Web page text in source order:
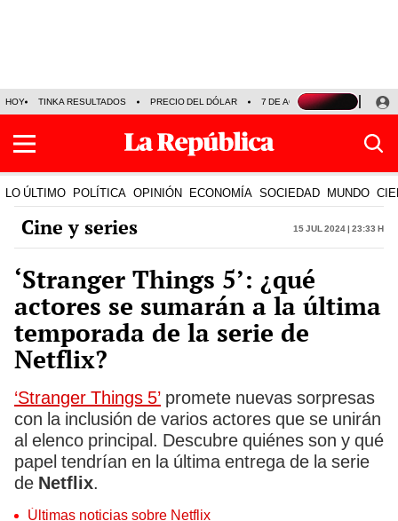
HOY TINKA RESULTADOS PRECIO DEL DÓLAR 7 DE AGOSTO OLLANTA
LO ÚLTIMO POLÍTICA OPINIÓN ECONOMÍA SOCIEDAD MUNDO
Cine y series 15 Jul 2024 | 23:33 h
‘Stranger Things 5’: ¿qué
actores se sumarán a la última
temporada de la serie de
Netflix?
‘Stranger Things 5’ promete nuevas sorpresas
con la inclusión de varios actores que se unirán
al elenco principal. Descubre quiénes son y qué
papel tendrían en la última entrega de la serie
de Netflix.
Últimas noticias sobre Netflix